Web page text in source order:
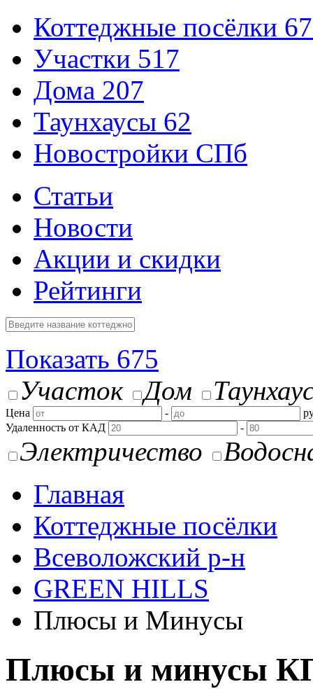
Коттеджные посёлки
Участки 517
Дома 207
Таунхаусы 62
Новостройки СПб
Статьи
Новости
Акции и скидки
Рейтинги
Показать 675
Участок
Дом
Цена -
Удаленность от КАД
-
Электричество
Главная
Коттеджные посёлки
Всеволожский р-н
GREEN HILLS
Плюсы и Минусы
Плюсы и минусы